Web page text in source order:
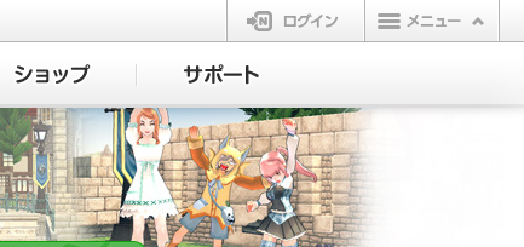
ログイン